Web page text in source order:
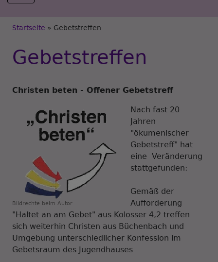
Breadcrumb
Startseite Gebetstreffen
Gebetstreffen
Christen beten - Offener Gebetstreff
Bildrechte beim Autor
Nach fast 20
Jahren
"ökumenischer
Gebetstreff" hat
eine Veränderung
stattgefunden:
Gemäß der
Aufforderung
"Haltet an am Gebet" aus Kolosser 4,2 treffen
sich weiterhin Christen aus Büchenbach und
Umgebung unterschiedlicher Konfession im
Gebetsraum des Jugendhauses